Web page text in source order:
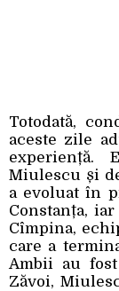
Totodată,
aceste zile
experiență.
Miulescu și
a evoluat în
Constanța,
Cîmpina,
care a
Ambii au
Zăvoi,